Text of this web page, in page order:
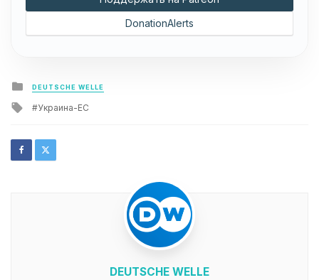
DonationAlerts
Posted
in
DEUTSCHE WELLE
Tagged
Украина-ЕС
DEUTSCHE WELLE